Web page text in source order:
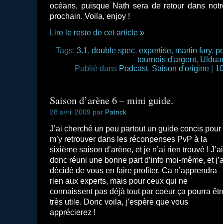
océans, puisque Nath sera de retour dans
prochain. Voila, enjoy !
Lire le reste de cet article »
Tags: 3.1, double spec, expertise, martin fury,
tournois d'argent,
Publié dans Podcast, Saison d'origine|
Saison d’arène 6 – mini guide.
28 avril 2009 par Patrick
J’ai cherché un peu partout un guide concis pour
m’y retrouver dans les réconpenses PvP à la
sixième saison d’arène, et je n’ai rien trouvé ! J’ai
donc réuni une bonne part d’info moi-même, et
décidé de vous en faire profiter. Ca n’apprendra
rien aux experts, mais pour ceux qui ne
connaissent pas déjà tout par coeur ça pourra
très utile. Donc voila, j’espère que vous
apprécierez !